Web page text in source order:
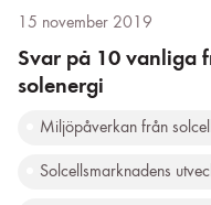
15 november 2019
Svar på 10 vanliga
solenergi
Miljöpåverkan från
Solcellsmarknadens